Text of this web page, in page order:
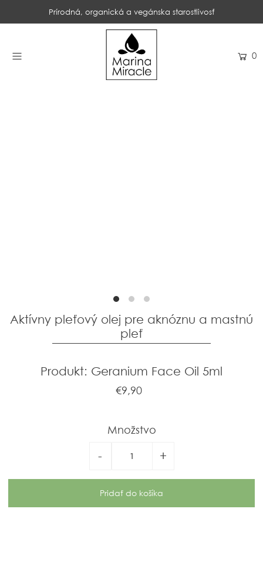
Prírodná, organická a vegánska starostlivosť
0
Aktívny pleťový olej pre aknóznu a mastnú
pleť
Produkt: Geranium Face Oil 5ml
€9,90
Množstvo
- +
DOMOV